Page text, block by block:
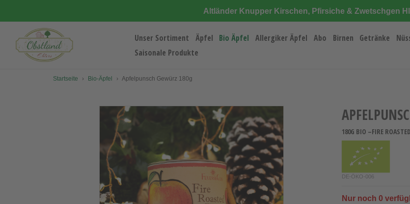
Altländer Knupper Kirschen, Pfirsiche & Zwetschgen
Unser Sortiment Äpfel Bio Äpfel Allergiker Äpfel Abo Birnen Getränke
Saisonale Produkte
Startseite › Bio-Äpfel › Apfelpunsch Gewürz 180g
180G BIO –FIRE
DE-ÖKO-006
Nur noch 0